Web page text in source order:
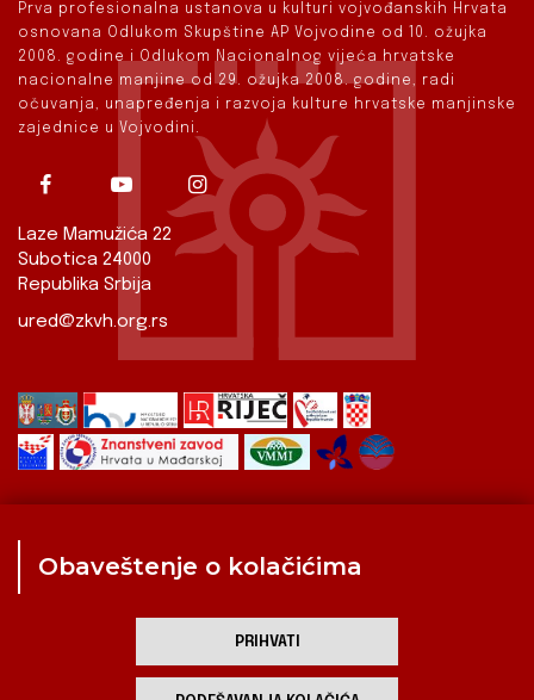
Prva profesionalna ustanova u kulturi vojvođanskih Hrvata
osnovana Odlukom Skupštine AP Vojvodine od 10. ožujka
2008. godine i Odlukom Nacionalnog vijeća hrvatske
nacionalne manjine od 29. ožujka 2008. godine, radi
očuvanja, unapređenja i razvoja kulture hrvatske manjinske
zajednice u Vojvodini.
Laze Mamužića 22
Subotica 24000
Republika Srbija
ured@zkvh.org.rs
Kulturna scena
Obaveštenje o kolačićima
PRIHVATI